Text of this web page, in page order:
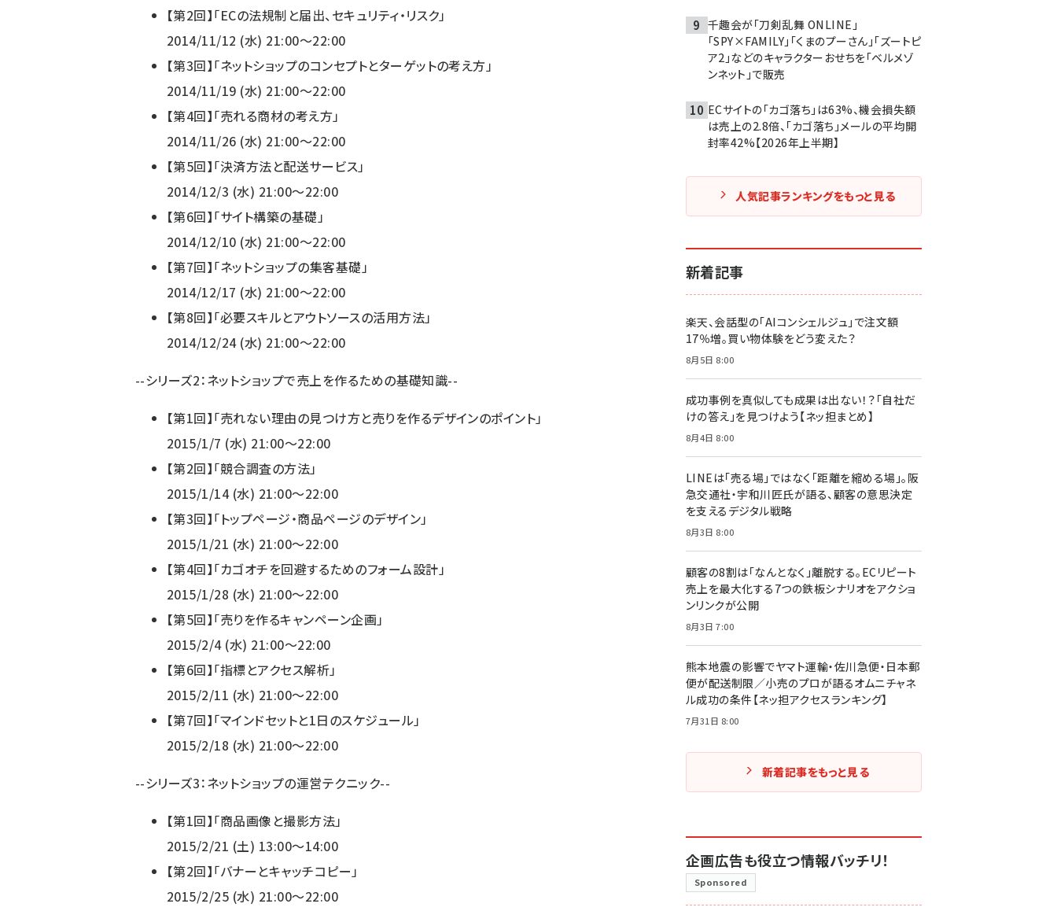
【第2回】「ECの法規制と届出、セキュリティ・リスク」
2014/11/12 (水) 21:00～22:00
【第3回】「ネットショップのコンセプトとターゲットの考え方」
2014/11/19 (水) 21:00～22:00
【第4回】「売れる商材の考え方」
2014/11/26 (水) 21:00～22:00
【第5回】「決済方法と配送サービス」
2014/12/3 (水) 21:00～22:00
【第6回】「サイト構築の基礎」
2014/12/10 (水) 21:00～22:00
【第7回】「ネットショップの集客基礎」
2014/12/17 (水) 21:00～22:00
【第8回】「必要スキルとアウトソースの活用方法」
2014/12/24 (水) 21:00～22:00
--シリーズ2：ネットショップで売上を作るための基礎知識--
【第1回】「売れない理由の見つけ方と売りを作るデザインのポイント」
2015/1/7 (水) 21:00～22:00
【第2回】「競合調査の方法」
2015/1/14 (水) 21:00～22:00
【第3回】「トップページ・商品ページのデザイン」
2015/1/21 (水) 21:00～22:00
【第4回】「カゴオチを回避するためのフォーム設計」
2015/1/28 (水) 21:00～22:00
【第5回】「売りを作るキャンペーン企画」
2015/2/4 (水) 21:00～22:00
【第6回】「指標とアクセス解析」
2015/2/11 (水) 21:00～22:00
【第7回】「マインドセットと1日のスケジュール」
2015/2/18 (水) 21:00～22:00
--シリーズ3：ネットショップの運営テクニック--
【第1回】「商品画像と撮影方法」
2015/2/21 (土) 13:00～14:00
【第2回】「バナーとキャッチコピー」
2015/2/25 (水) 21:00～22:00
千趣会が「刀剣乱舞 ONLINE」
「SPY×FAMILY」「くまのプーさん」「ズートピ
ア2」などのキャラクターおせちを「ベルメゾ
ンネット」で販売
ECサイトの「カゴ落ち」は63%、機会損失額
は売上の2.8倍、「カゴ落ち」メールの平均開
封率42%【2026年上半期】
人気記事ランキングをもっと見る
新着記事
楽天、会話型の「AIコンシェルジュ」で注文額
17％増。買い物体験をどう変えた？
8月5日 8:00
成功事例を真似しても成果は出ない！？「自社だ
けの答え」を見つけよう【ネッ担まとめ】
8月4日 8:00
LINEは「売る場」ではなく「距離を縮める場」。阪
急交通社・宇和川匠氏が語る、顧客の意思決定
を支えるデジタル戦略
8月3日 8:00
顧客の8割は「なんとなく」離脱する。ECリピート
売上を最大化する7つの鉄板シナリオをアクショ
ンリンクが公開
8月3日 7:00
熊本地震の影響でヤマト運輸・佐川急便・日本郵
便が配送制限／小売のプロが語るオムニチャネ
ル成功の条件【ネッ担アクセスランキング】
7月31日 8:00
新着記事をもっと見る
企画広告も役立つ情報バッチリ！
Sponsored